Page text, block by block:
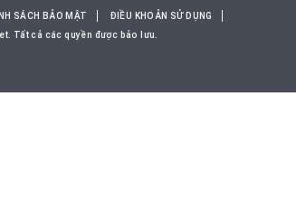
SÁCH BẢO MẬT
ĐIỀU KHOẢN SỬ DỤNG
Tất cả các quyền được bảo lưu.